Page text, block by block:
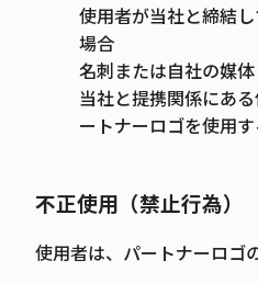
使用者が当社と締結
場合
名刺または自社の媒
当社と提携関係にあ
ートナーロゴを使用
不正使用（禁止行為）
使用者は、パートナーロゴ